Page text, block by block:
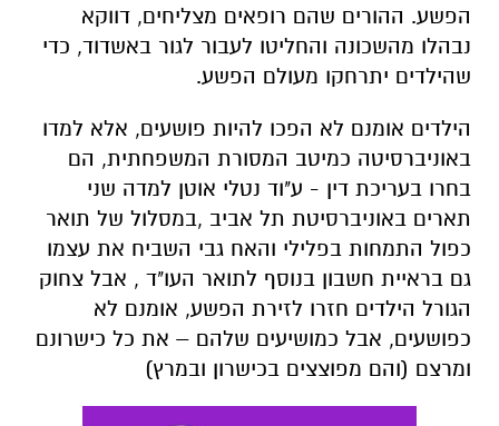
הפשע. ההורים שהם רופאים מצליחים, דווקא
נבהלו מהשכונה והחליטו לעבור לגור באשדוד, כדי
שהילדים יתרחקו מעולם הפשע.
הילדים אומנם לא הפכו להיות פושעים, אלא למדו
באוניברסיטה כמיטב המסורת המשפחתית, הם
בחרו בעריכת דין - ע"וד נטלי אוטן למדה שני
תארים באוניברסיטת תל אביב ,במסלול של תואר
כפול התמחות בפלילי והאח גבי השביח את עצמו
גם בראיית חשבון בנוסף לתואר העו"ד , אבל צחוק
הגורל הילדים חזרו לזירת הפשע, אומנם לא
כפושעים, אבל כמושיעים שלהם – את כל כישרונם
ומרצם (והם מפוצצים בכישרון ובמרץ)